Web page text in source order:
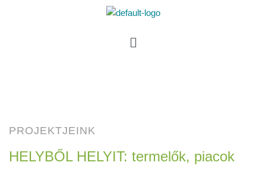
PROJEKTJEINK
HELYBŐL HELYIT: termelők, piacok